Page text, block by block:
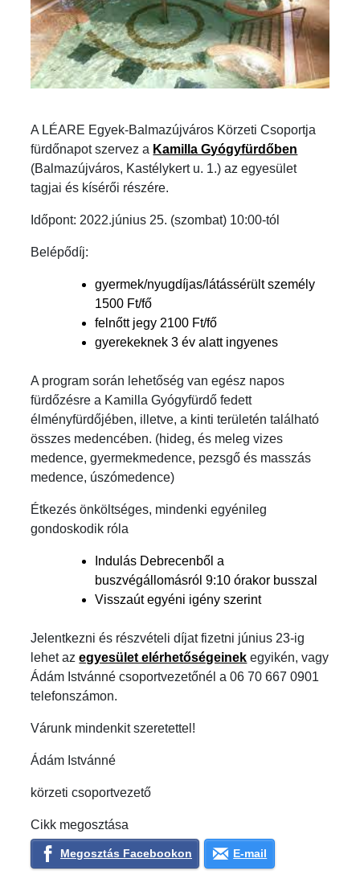
A LÉARE Egyek-Balmazújváros Körzeti Csoportja
fürdőnapot szervez a Kamilla Gyógyfürdőben
(Balmazújváros, Kastélykert u. 1.) az egyesület
tagjai és kísérői részére.
Időpont: 2022.június 25. (szombat) 10:00-tól
Belépődíj:
gyermek/nyugdíjas/látássérült személy
1500 Ft/fő
felnőtt jegy 2100 Ft/fő
gyerekeknek 3 év alatt ingyenes
A program során lehetőség van egész napos
fürdőzésre a Kamilla Gyógyfürdő fedett
élményfürdőjében, illetve, a kinti területén található
összes medencében. (hideg, és meleg vizes
medence, gyermekmedence, pezsgő és masszás
medence, úszómedence)
Étkezés önköltséges, mindenki egyénileg
gondoskodik róla
Indulás Debrecenből a
buszvégállomásról 9:10 órakor busszal
Visszaút egyéni igény szerint
Jelentkezni és részvételi díjat fizetni június 23-ig
lehet azegyesület elérhetőségeinek egyikén, vagy
Ádám Istvánné csoportvezetőnél a 06 70 667 0901
telefonszámon.
Várunk mindenkit szeretettel!
Ádám Istvánné
körzeti csoportvezető
Cikk megosztása
Megosztás Facebookon E-mail